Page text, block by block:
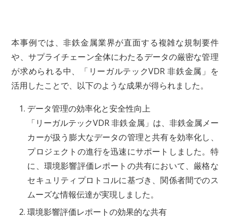
本事例では、非鉄金属業界が直面する複雑な規制要件
や、サプライチェーン全体にわたるデータの厳密な管理
が求められる中、「リーガルテックVDR 非鉄金属」を
活用したことで、以下のような成果が得られました。
データ管理の効率化と安全性向上
「リーガルテックVDR 非鉄金属」は、非鉄金属メー
カーが扱う膨大なデータの管理と共有を効率化し、
プロジェクトの進行を迅速にサポートしました。特
に、環境影響評価レポートの共有において、厳格な
セキュリティプロトコルに基づき、関係者間でのス
ムーズな情報伝達が実現しました。
環境影響評価レポートの効果的な共有